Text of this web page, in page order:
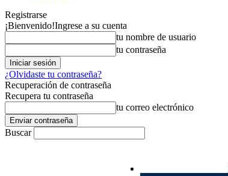
Registrarse
¡Bienvenido!Ingrese a su cuenta
tu nombre de usuario
tu contraseña
¿Olvidaste tu contraseña?
Recuperación de contraseña
Recupera tu contraseña
tu correo electrónico
Buscar